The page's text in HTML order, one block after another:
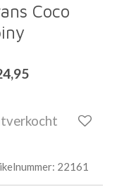
Coco
22161